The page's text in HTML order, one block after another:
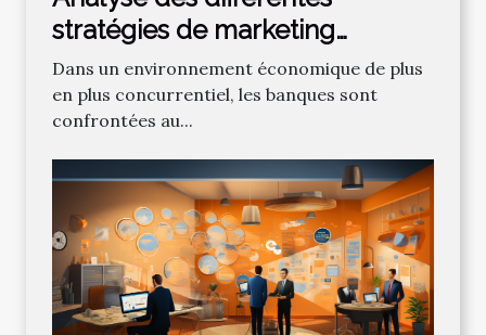
stratégies de marketing
bancaire pour attirer de
nouveaux clients
Dans un environnement économique de plus
en plus concurrentiel, les banques sont
confrontées au...